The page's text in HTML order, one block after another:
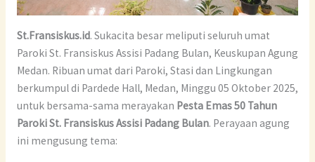
St.Fransiskus.id. Sukacita besar meliputi seluruh umat
Paroki St. Fransiskus Assisi Padang Bulan, Keuskupan Agung
Medan. Ribuan umat dari Paroki, Stasi dan Lingkungan
berkumpul di Pardede Hall, Medan, Minggu 05 Oktober 2025,
untuk bersama-sama merayakan Pesta Emas 50 Tahun
Paroki St. Fransiskus Assisi Padang Bulan. Perayaan agung
ini mengusung tema: